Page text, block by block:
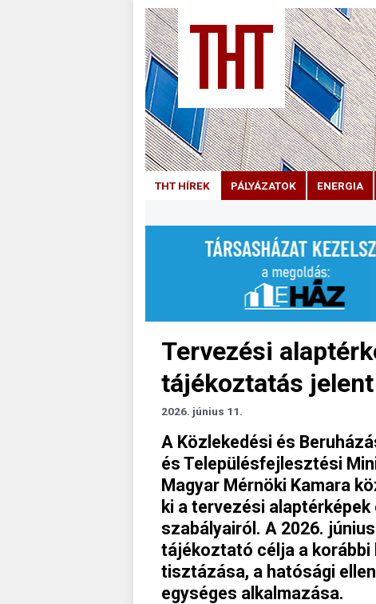
THT HÍREK PÁLYÁZATOK ENERGIA
Tervezési
tájékoztatás
2026. június 11.
A Közlekedési és
és Településfejlesztési
Magyar Mérnöki Kamara
ki a tervezési
szabályairól. A 2026.
tájékoztató célja a
tisztázása, a hatósági
egységes alkalmazása.